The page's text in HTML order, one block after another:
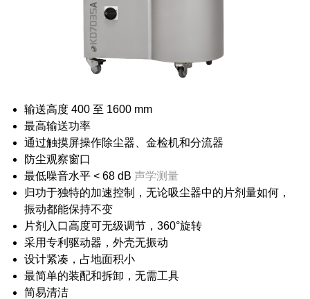
输送高度 400 至 1600 mm
最高输送功率
通过触摸屏操作除尘器、金检机和分流器
防尘观察窗口
最低噪音水平 < 68 dB 声学测量
归功于独特的加速控制，无论吸尘器中的片剂量如何，
振动都能保持不变
片剂入口高度可无级调节，360°旋转
采用专利驱动器，外壳无振动
设计紧凑，占地面积小
最简单的装配和拆卸，无需工具
简易清洁